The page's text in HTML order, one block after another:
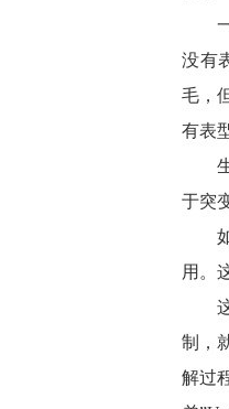
没有
毛，
有表
于突
用。
制，
解过